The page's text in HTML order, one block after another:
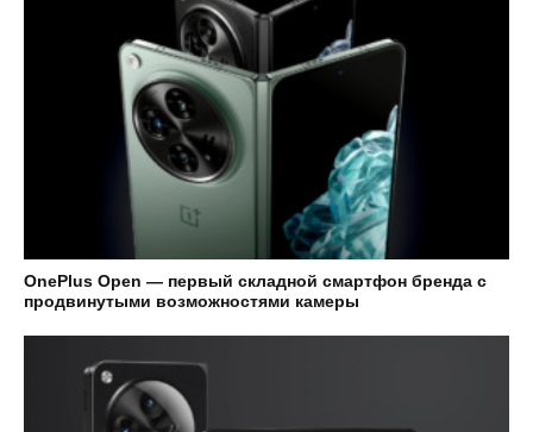
OnePlus Open — первый складной смартфон бренда с
продвинутыми возможностями камеры